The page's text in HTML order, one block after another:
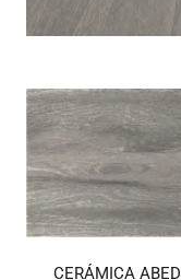
CERÁMICA